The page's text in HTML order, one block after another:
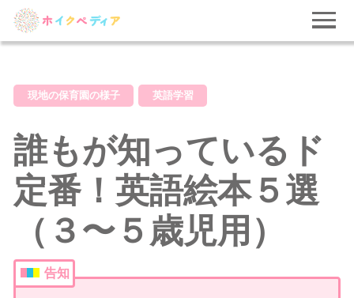
現地の保育園の様子 英語学習
誰もが知っているド
定番！英語絵本５選
（３〜５歳児用）
告知